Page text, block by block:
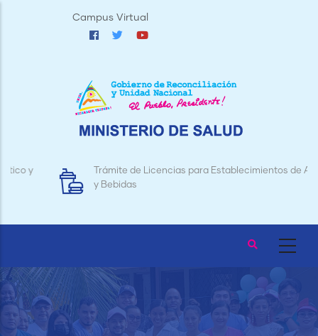
Campus Virtual
Trámite de Licencias para Establecimientos de Alimentos
y Bebidas